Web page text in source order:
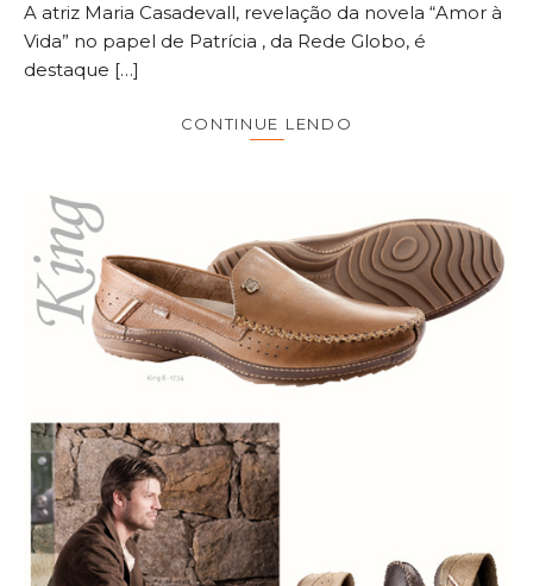
A atriz Maria Casadevall, revelação da novela “Amor à
Vida” no papel de Patrícia , da Rede Globo, é
destaque […]
CONTINUE LENDO